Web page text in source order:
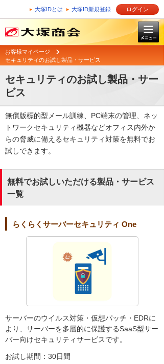
大塚IDとは 大塚ID新規登録 ログイン
お客様マイページ
セキュリティのお試し製品・サービス
セキュリティのお試し製品・サー
ビス
無償版標的型メール訓練、PC端末の管理、ネッ
トワークセキュリティ機器などオフィス内外か
らの脅威に備えるセキュリティ対策を無料でお
試しできます。
無料でお試しいただける製品・サービス
一覧
らくらくサーバーセキュリティ One
サーバーのウイルス対策・仮想パッチ・EDRに
より、サーバーを多層的に保護するSaaS型サー
バー向けセキュリティサービスです。
お試し期間：30日間